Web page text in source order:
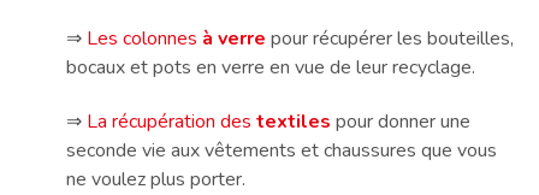
⇒ Les colonnes à verre pour récupérer les bouteilles,
bocaux et pots en verre en vue de leur recyclage.
⇒ La récupération des textiles pour donner une
seconde vie aux vêtements et chaussures que vous
ne voulez plus porter.